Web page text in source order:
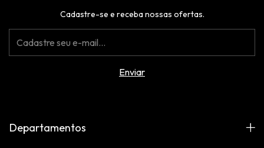
Cadastre-se e receba nossas ofertas.
Departamentos